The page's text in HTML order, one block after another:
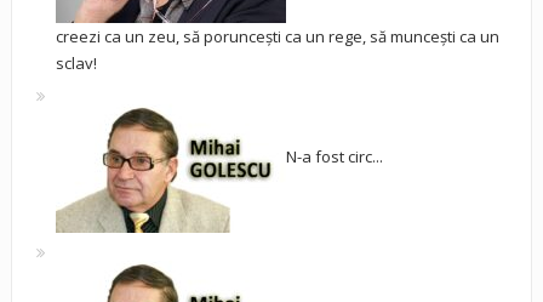
creezi ca un zeu, să poruncești ca un rege, să muncești ca un
sclav!
N-a fost circ...